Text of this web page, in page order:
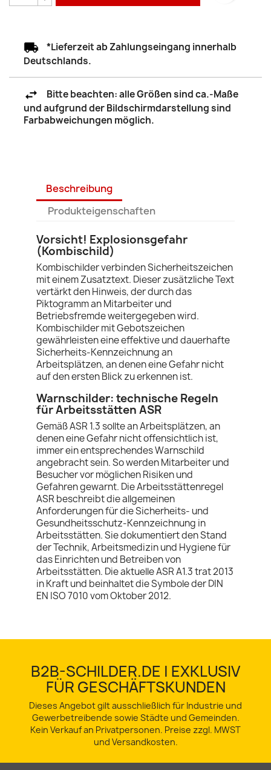
*Lieferzeit ab Zahlungseingang innerhalb
Deutschlands.
Bitte beachten: alle Größen sind ca.-Maße
und aufgrund der Bildschirmdarstellung sind
Farbabweichungen möglich.
Beschreibung
Produkteigenschaften
Vorsicht! Explosionsgefahr
(Kombischild)
Kombischilder verbinden Sicherheitszeichen
mit einem Zusatztext. Dieser zusätzliche Text
vertärkt den Hinweis, der durch das
Piktogramm an Mitarbeiter und
Betriebsfremde weitergegeben wird.
Kombischilder mit Gebotszeichen
gewährleisten eine effektive und dauerhafte
Sicherheits-Kennzeichnung an
Arbeitsplätzen, an denen eine Gefahr nicht
auf den ersten Blick zu erkennen ist.
Warnschilder: technische Regeln
für Arbeitsstätten ASR
Gemäß ASR 1.3 sollte an Arbeitsplätzen, an
denen eine Gefahr nicht offensichtlich ist,
immer ein entsprechendes Warnschild
angebracht sein. So werden Mitarbeiter und
Besucher vor möglichen Risiken und
Gefahren gewarnt. Die Arbeitsstättenregel
ASR beschreibt die allgemeinen
Anforderungen für die Sicherheits- und
Gesundheitsschutz-Kennzeichnung in
Arbeitsstätten. Sie dokumentiert den Stand
der Technik, Arbeitsmedizin und Hygiene für
das Einrichten und Betreiben von
Arbeitsstätten. Die aktuelle ASR A1.3 trat 2013
in Kraft und beinhaltet die Symbole der DIN
EN ISO 7010 vom Oktober 2012.
B2B-SCHILDER.DE | EXKLUSIV
FÜR GESCHÄFTSKUNDEN
Dieses Angebot gilt ausschließlich für Industrie und
Gewerbetreibende sowie Städte und Gemeinden.
Kein Verkauf an Privatpersonen. Preise zzgl. MWST
und Versandkosten.